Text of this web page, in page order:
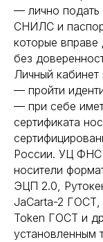
— лично подать
СНИЛС и
которые вправе
без
Личный
— пройти
— при себе
сертификата
России. УЦ ФНС
носители
ЭЦП 2.0,
JaCarta-2 ГОСТ,
Token ГОСТ и
установленным